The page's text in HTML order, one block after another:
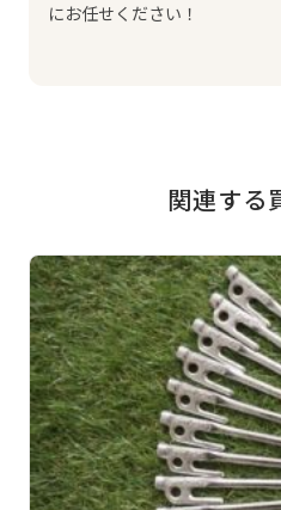
にお任せください！
関連する